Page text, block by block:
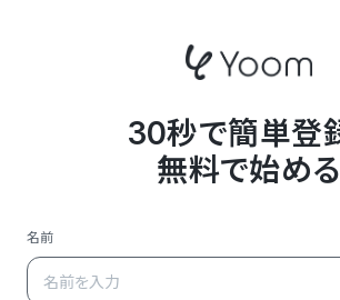
30秒で簡単登
無料で始める
名前